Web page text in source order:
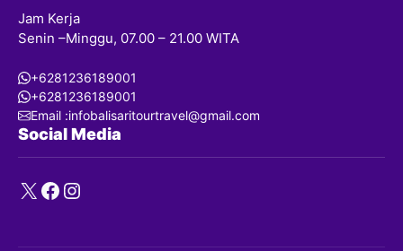
Jam Kerja
Senin –Minggu, 07.00 – 21.00 WITA
+6281236189001
+6281236189001
Email :infobalisaritourtravel@gmail.com
Social Media
X Facebook
Instagram